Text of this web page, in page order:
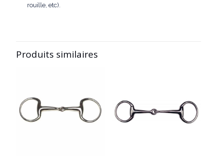
rouille, etc).
Produits similaires